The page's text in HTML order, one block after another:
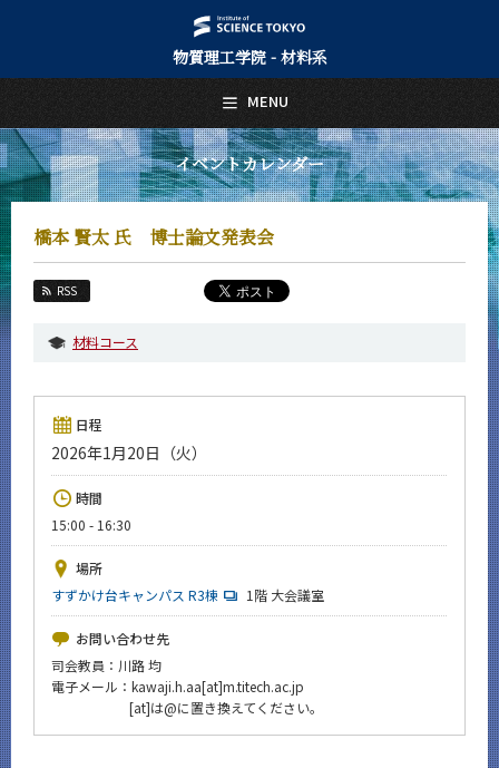
物質理工学院 - 材料系
イベントカレンダー
橋本 賢太 氏 博士論文発表会
RSS
材料コース
日程
2026年1月20日（火）
時間
15:00 - 16:30
場所
すずかけ台キャンパス R3棟
1階 大会議室
お問い合わせ先
司会教員：川路 均
電子メール：kawaji.h.aa[at]m.titech.ac.jp
[at]は@に置き換えてください。
MENU
日本語 English
トップページ
Top Page
材料系について
About Us
教育
Education
入学案内
Admissions
材料系 News
イベントカレンダー
Event Calendar
今後のイベント
今後の課程別イベント
年別アーカイブ